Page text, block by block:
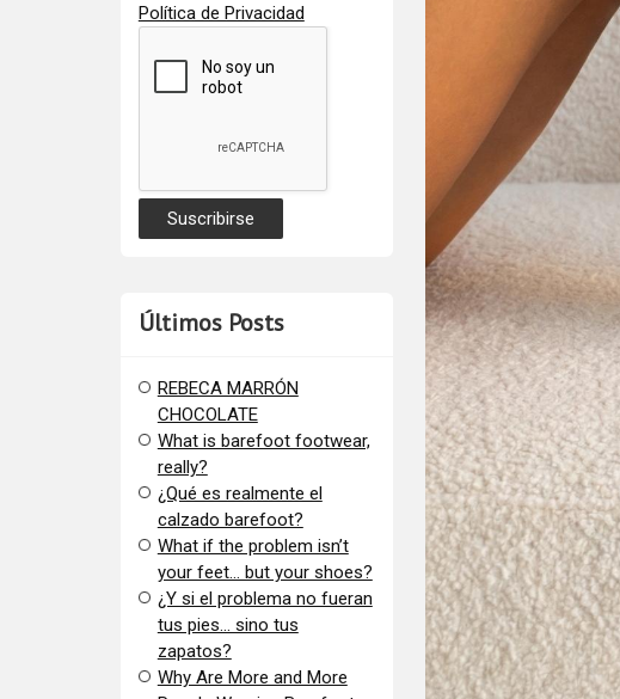
Política de Privacidad
Últimos Posts
REBECA MARRÓN
CHOCOLATE
What is barefoot footwear,
really?
¿Qué es realmente el
calzado barefoot?
​What if the problem isn’t
your feet… but your shoes?
¿Y si el problema no fueran
tus pies… sino tus
zapatos?
​Why Are More and More